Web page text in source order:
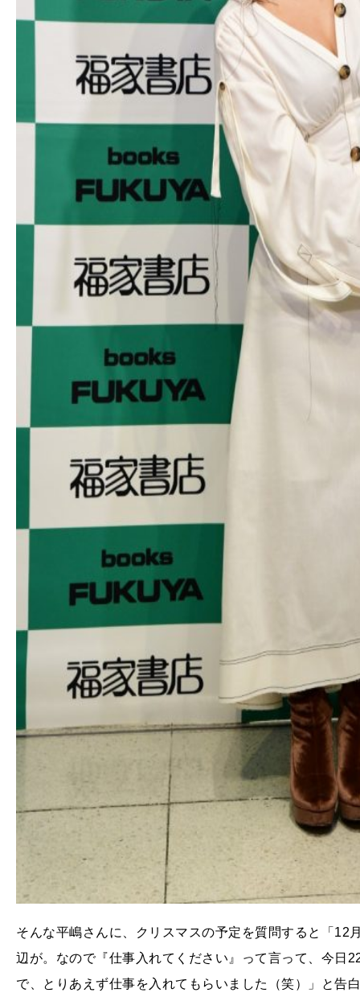
そんな平嶋さんに、クリスマスの予定を質問すると「12
辺が。なので『仕事入れてください』って言って、今日
で、とりあえず仕事を入れてもらいました（笑）」と告